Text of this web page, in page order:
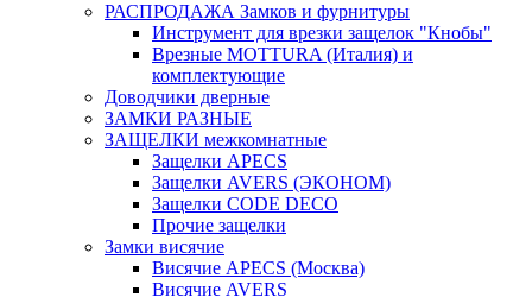
РАСПРОДАЖА Замков и фурнитуры
Инструмент для врезки защелок "Кнобы"
Врезные MOTTURA (Италия) и
комплектующие
Доводчики дверные
ЗАМКИ РАЗНЫЕ
ЗАЩЕЛКИ межкомнатные
Защелки APECS
Защелки AVERS (ЭКОНОМ)
Защелки CODE DECO
Прочие защелки
Замки висячие
Висячие APECS (Москва)
Висячие AVERS